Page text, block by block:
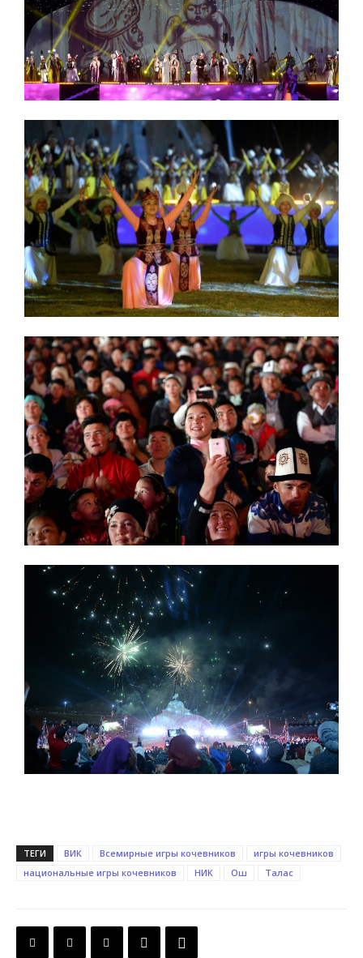
ТЕГИ ВИК Всемирные игры кочевников
игры кочевников
национальные игры кочевников
НИК Ош Талас